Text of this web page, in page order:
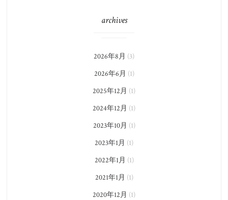
archives
2026年8月 (3)
2026年6月 (1)
2025年12月 (1)
2024年12月 (1)
2023年10月 (1)
2023年1月 (1)
2022年1月 (1)
2021年1月 (1)
2020年12月 (1)